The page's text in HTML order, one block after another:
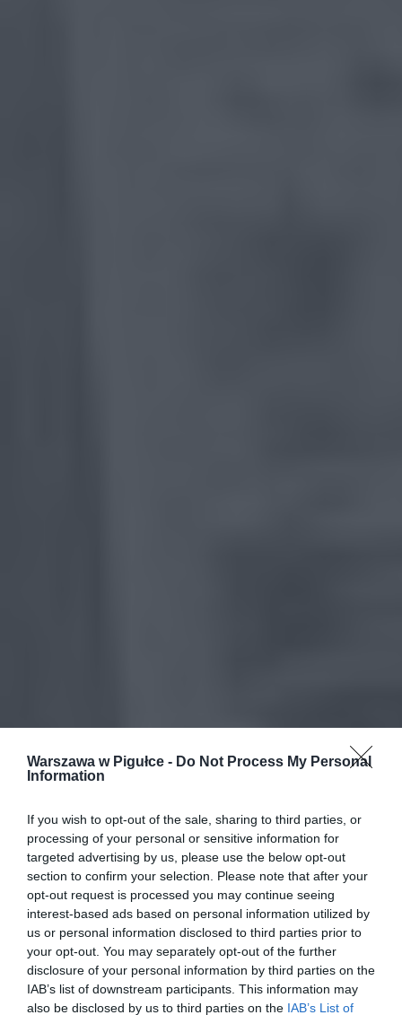
Warszawa w Pigułce - Do Not Process My Personal
Information
If you wish to opt-out of the sale, sharing to third parties, or
processing of your personal or sensitive information for
targeted advertising by us, please use the below opt-out
section to confirm your selection. Please note that after your
opt-out request is processed you may continue seeing
interest-based ads based on personal information utilized by
us or personal information disclosed to third parties prior to
your opt-out. You may separately opt-out of the further
disclosure of your personal information by third parties on the
IAB’s list of downstream participants. This information may
also be disclosed by us to third parties on the IAB’s List of